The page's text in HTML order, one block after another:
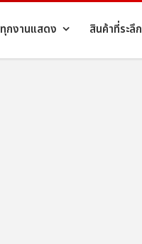
ทุกงานแสดง สินค้าที่ระลึก